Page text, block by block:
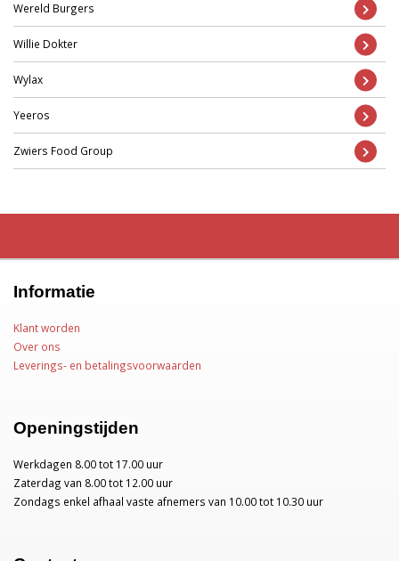
Wereld Burgers
Willie Dokter
Wylax
Yeeros
Zwiers Food Group
Informatie
Klant worden
Over ons
Leverings- en betalingsvoorwaarden
Openingstijden
Werkdagen 8.00 tot 17.00 uur
Zaterdag van 8.00 tot 12.00 uur
Zondags enkel afhaal vaste afnemers van 10.00 tot 10.30 uur